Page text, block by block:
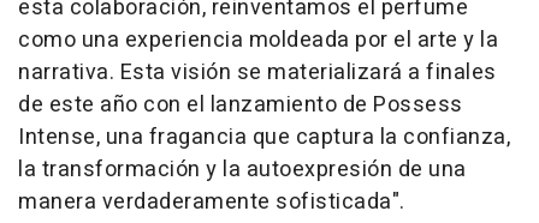
esta colaboración, reinventamos el perfume
como una experiencia moldeada por el arte y la
narrativa. Esta visión se materializará a finales
de este año con el lanzamiento de Possess
Intense, una fragancia que captura la confianza,
la transformación y la autoexpresión de una
manera verdaderamente sofisticada".